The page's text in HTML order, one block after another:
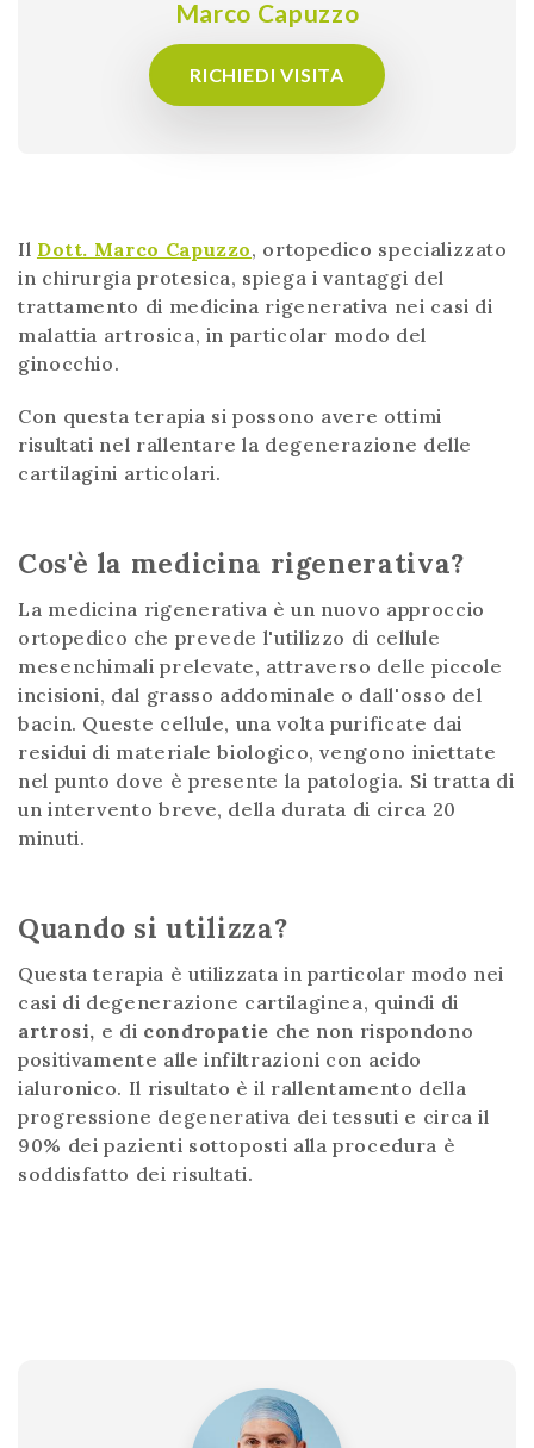
Marco Capuzzo
RICHIEDI VISITA
Il Dott. Marco Capuzzo, ortopedico specializzato
in chirurgia protesica, spiega i vantaggi del
trattamento di medicina rigenerativa nei casi di
malattia artrosica, in particolar modo del
ginocchio.
Con questa terapia si possono avere ottimi
risultati nel rallentare la degenerazione delle
cartilagini articolari.
Cos'è la medicina rigenerativa?
La medicina rigenerativa è un nuovo approccio
ortopedico che prevede l'utilizzo di cellule
mesenchimali prelevate, attraverso delle piccole
incisioni, dal grasso addominale o dall'osso del
bacin. Queste cellule, una volta purificate dai
residui di materiale biologico, vengono iniettate
nel punto dove è presente la patologia. Si tratta di
un intervento breve, della durata di circa 20
minuti.
Quando si utilizza?
Questa terapia è utilizzata in particolar modo nei
casi di degenerazione cartilaginea, quindi di
artrosi, e di condropatie che non rispondono
positivamente alle infiltrazioni con acido
ialuronico. Il risultato è il rallentamento della
progressione degenerativa dei tessuti e circa il
90% dei pazienti sottoposti alla procedura è
soddisfatto dei risultati.